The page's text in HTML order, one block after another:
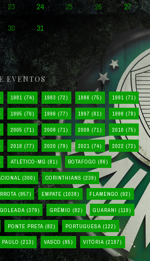
23 24 25 26
27
30
31
EVENTOS
1981 (74) 1983 (72) 1986 (75) 1991 (71)
1995 (76) 1996 (77) 1997 (81) 1998 (78)
2005 (71) 2008 (71) 2009 (71) 2010 (75)
2018 (77) 2020 (79) 2021 (74) 2022 (72)
ATLÉTICO-MG (81) BOTAFOGO (86)
(300) CORINTHIANS (239)
(957) EMPATE (1038) FLAMENGO (92)
GOLEADA (379) GRÊMIO (82) GUARANI (119)
PONTE PRETA (82) PORTUGUESA (122)
(213) VASCO (95) VITÓRIA (2197)